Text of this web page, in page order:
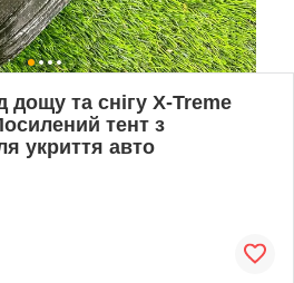
дощу та снігу X-Treme
тент з
укриття авто